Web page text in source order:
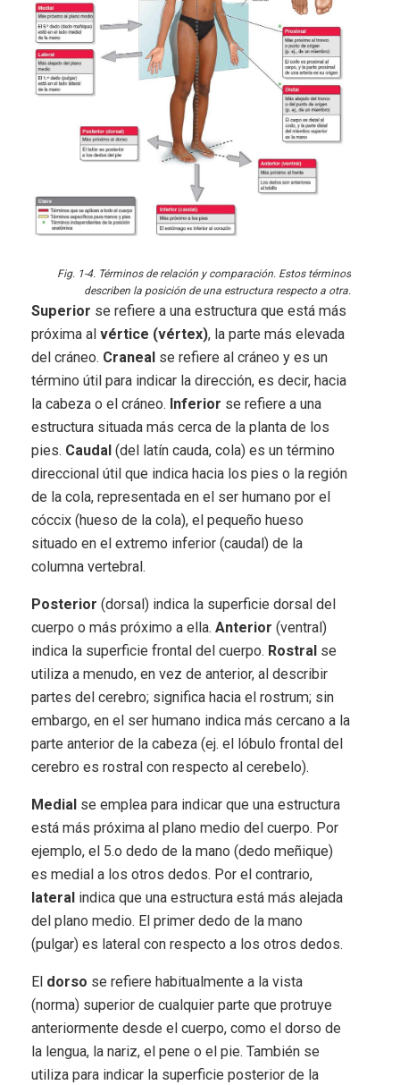
Fig. 1-4. Términos de relación y comparación. Estos términos
describen la posición de una estructura respecto a otra.
Superior se refiere a una estructura que está más
próxima al vértice (vértex), la parte más elevada
del cráneo. Craneal se refiere al cráneo y es un
término útil para indicar la dirección, es decir, hacia
la cabeza o el cráneo. Inferior se refiere a una
estructura situada más cerca de la planta de los
pies. Caudal (del latín cauda, cola) es un término
direccional útil que indica hacia los pies o la región
de la cola, representada en el ser humano por el
cóccix (hueso de la cola), el pequeño hueso
situado en el extremo inferior (caudal) de la
columna vertebral.
Posterior (dorsal) indica la superficie dorsal del
cuerpo o más próximo a ella. Anterior (ventral)
indica la superficie frontal del cuerpo. Rostral se
utiliza a menudo, en vez de anterior, al describir
partes del cerebro; significa hacia el rostrum; sin
embargo, en el ser humano indica más cercano a la
parte anterior de la cabeza (ej. el lóbulo frontal del
cerebro es rostral con respecto al cerebelo).
Medial se emplea para indicar que una estructura
está más próxima al plano medio del cuerpo. Por
ejemplo, el 5.o dedo de la mano (dedo meñique)
es medial a los otros dedos. Por el contrario,
lateral indica que una estructura está más alejada
del plano medio. El primer dedo de la mano
(pulgar) es lateral con respecto a los otros dedos.
El dorso se refiere habitualmente a la vista
(norma) superior de cualquier parte que protruye
anteriormente desde el cuerpo, como el dorso de
la lengua, la nariz, el pene o el pie. También se
utiliza para indicar la superficie posterior de la